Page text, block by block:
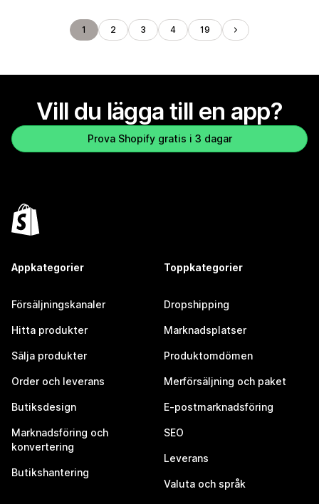
1 2 3 4 19
Vill du lägga till en app?
Prova Shopify gratis i 3 dagar
Appkategorier
Försäljningskanaler
Hitta produkter
Sälja produkter
Order och leverans
Butiksdesign
Marknadsföring och
konvertering
Butikshantering
Toppkategorier
Dropshipping
Marknadsplatser
Produktomdömen
Merförsäljning och paket
E-postmarknadsföring
SEO
Leverans
Valuta och språk